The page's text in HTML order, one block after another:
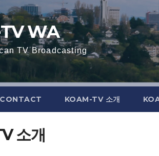
WA
TV Broadcasting
CONTACT KOAM-TV 소개
소개